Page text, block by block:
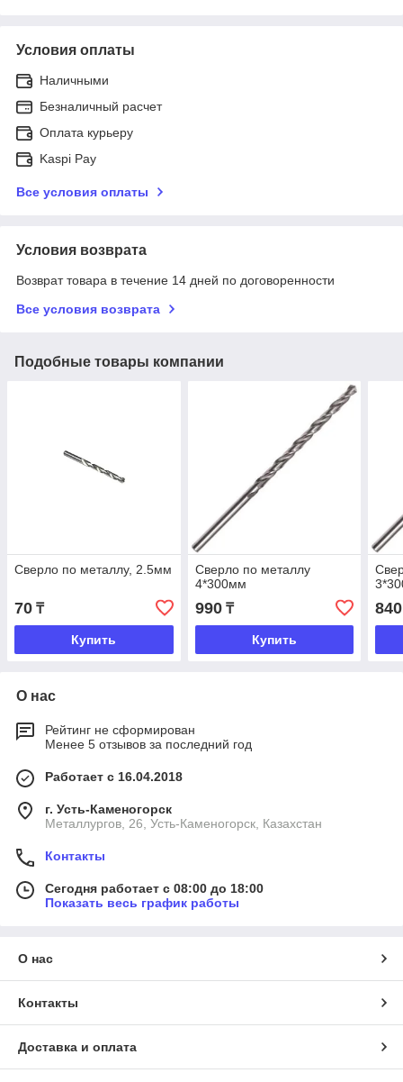
Условия оплаты
Наличными
Безналичный расчет
Оплата курьеру
Kaspi Pay
Все условия оплаты
Условия возврата
Возврат товара в течение 14 дней по договоренности
Все условия возврата
Подобные товары компании
Сверло по металлу, 2.5мм
70 ₸
Купить
Сверло по металлу
4*300мм
990₸
Купить
840
О нас
Рейтинг не сформирован
Менее 5 отзывов за последний год
Работает с 16.04.2018
г. Усть-Каменогорск
Металлургов, 26, Усть-Каменогорск, Казахстан
Контакты
Сегодня работает с 08:00 до 18:00
Показать весь график работы
О нас
Контакты
Доставка и оплата